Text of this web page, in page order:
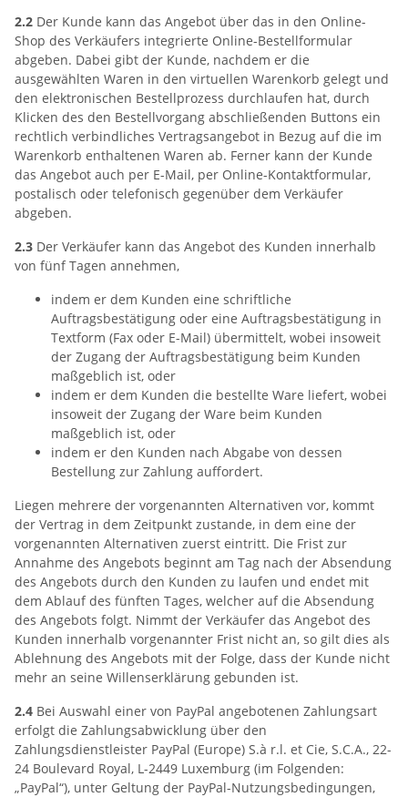
2.2 Der Kunde kann das Angebot über das in den Online-
Shop des Verkäufers integrierte Online-Bestellformular
abgeben. Dabei gibt der Kunde, nachdem er die
ausgewählten Waren in den virtuellen Warenkorb gelegt und
den elektronischen Bestellprozess durchlaufen hat, durch
Klicken des den Bestellvorgang abschließenden Buttons ein
rechtlich verbindliches Vertragsangebot in Bezug auf die im
Warenkorb enthaltenen Waren ab. Ferner kann der Kunde
das Angebot auch per E-Mail, per Online-Kontaktformular,
postalisch oder telefonisch gegenüber dem Verkäufer
abgeben.
2.3 Der Verkäufer kann das Angebot des Kunden innerhalb
von fünf Tagen annehmen,
indem er dem Kunden eine schriftliche
Auftragsbestätigung oder eine Auftragsbestätigung in
Textform (Fax oder E-Mail) übermittelt, wobei insoweit
der Zugang der Auftragsbestätigung beim Kunden
maßgeblich ist, oder
indem er dem Kunden die bestellte Ware liefert, wobei
insoweit der Zugang der Ware beim Kunden
maßgeblich ist, oder
indem er den Kunden nach Abgabe von dessen
Bestellung zur Zahlung auffordert.
Liegen mehrere der vorgenannten Alternativen vor, kommt
der Vertrag in dem Zeitpunkt zustande, in dem eine der
vorgenannten Alternativen zuerst eintritt. Die Frist zur
Annahme des Angebots beginnt am Tag nach der Absendung
des Angebots durch den Kunden zu laufen und endet mit
dem Ablauf des fünften Tages, welcher auf die Absendung
des Angebots folgt. Nimmt der Verkäufer das Angebot des
Kunden innerhalb vorgenannter Frist nicht an, so gilt dies als
Ablehnung des Angebots mit der Folge, dass der Kunde nicht
mehr an seine Willenserklärung gebunden ist.
2.4 Bei Auswahl einer von PayPal angebotenen Zahlungsart
erfolgt die Zahlungsabwicklung über den
Zahlungsdienstleister PayPal (Europe) S.à r.l. et Cie, S.C.A., 22-
24 Boulevard Royal, L-2449 Luxemburg (im Folgenden:
„PayPal“), unter Geltung der PayPal-Nutzungsbedingungen,